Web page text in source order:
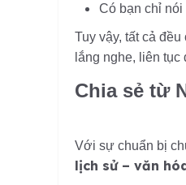
Có bạn chỉ
Tuy vậy, tất cả
lắng nghe, liên tục
Chia sẻ từ
Với sự chuẩn bị
lịch sử – văn